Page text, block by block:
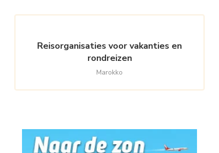
Reisorganisaties voor vakanties en
rondreizen
Marokko